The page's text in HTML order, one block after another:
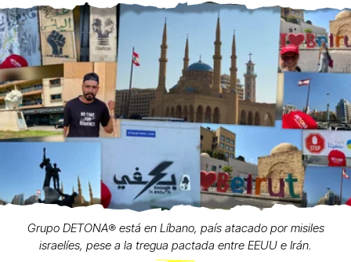
Grupo DETONA®️ está en Líbano, país atacado por misiles
israelíes, pese a la tregua pactada entre EEUU e Irán.